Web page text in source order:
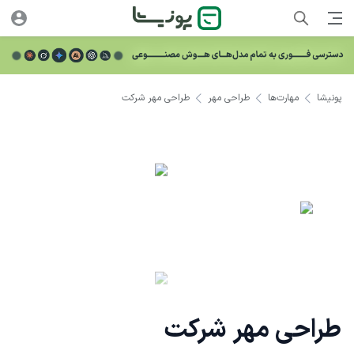
طراحی مهر شرکت
پونیشا مهارت‌ها طراحی مهر طراحی مهر شرکت